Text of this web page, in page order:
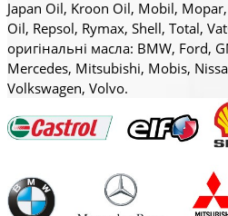
Japan Oil, Kroon Oil, Mobil,
Oil, Repsol, Rymax, Shell, Total,
оригінальні масла: BMW, Ford,
Mercedes, Mitsubishi, Mobis,
Volkswagen, Volvo.